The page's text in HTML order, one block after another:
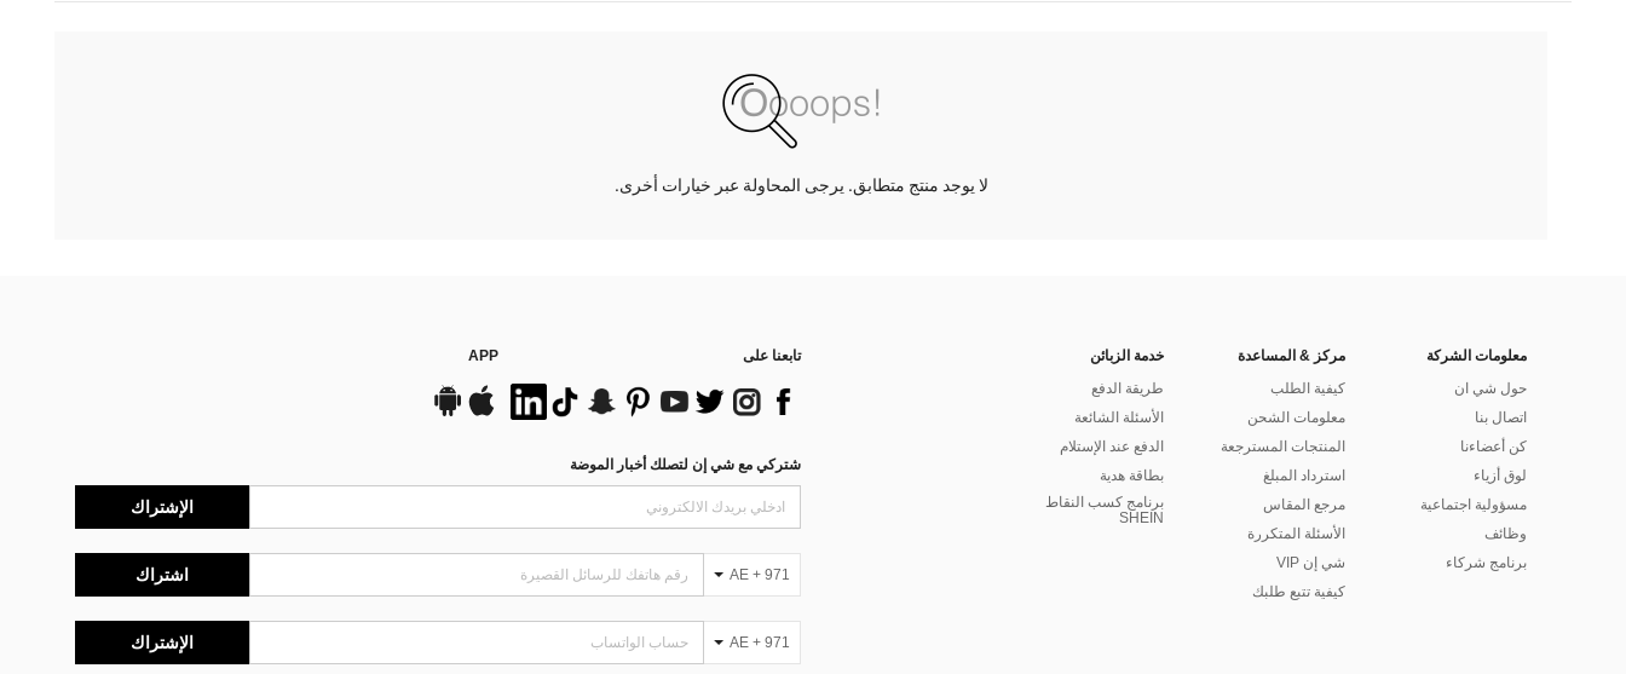
لا يوجد منتج متطابق. يرجى المحاولة عبر خيارات أخرى.
معلومات الشركة
حول شي ان
اتصال بنا
كن أعضاءنا
لوق أزياء
مسؤولية اجتماعية
وظائف
برنامج شركاء
مركز & المساعدة
كيفية الطلب
معلومات الشحن
المنتجات المسترجعة
استرداد المبلغ
مرجع المقاس
الأسئلة المتكررة
شي إن VIP
كيفية تتبع طلبك
خدمة الزبائن
طريقة الدفع
الأسئلة الشائعة
الدفع عند الإستلام
بطاقة هدية
برنامج كسب النقاط
SHEIN
تابعنا على APP
شتركي مع شي إن لتصلك أخبار الموضة
الإشتراك
AE + 971 اشتراك
AE + 971 الإشتراك